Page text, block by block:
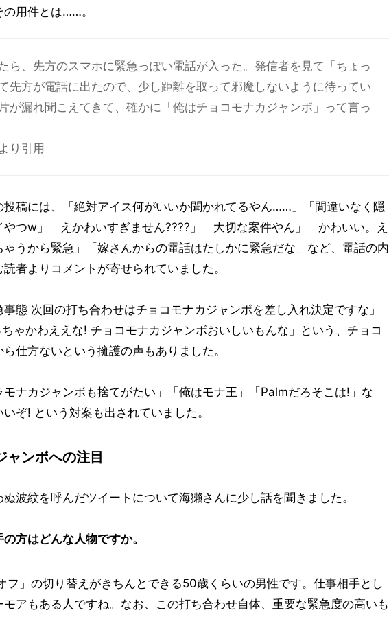
の用件とは……。
ら、先方のスマホに緊急っぽい電話が入った。発信者を見て「ちょっ
先方が電話に出たので、少し距離を取って邪魔しないように待ってい
が漏れ聞こえてきて、確かに「俺はチョコモナカジャンボ」って言っ
り引用
投稿には、「絶対アイス何がいいか聞かれてるやん……」「間違いなく隠
つw」「えかわいすぎません????」「大切な案件やん」「かわいい。え
ゃうから緊急」「嫁さんからの電話はたしかに緊急だな」など、電話の内
者よりコメントが寄せられていました。
態 次回の打ち合わせはチョコモナカジャンボを差し入れ決定ですな」
ちゃかわええな! チョコモナカジャンボおいしいもんな」という、チョコ
仕方ないという擁護の声もありました。
モナカジャンボも捨てがたい」「俺はモナ王」「Palmだろそこは!」な
ぞ! という対案も出されていました。
ャンボへの注目
波紋を呼んだツイートについて海獺さんに少し話を聞きました。
方はどんな人物ですか。
フ」の切り替えがきちんとできる50歳くらいの男性です。仕事相手とし
アもある人ですね。なお、この打ち合わせ自体、重要な緊急度の高いも